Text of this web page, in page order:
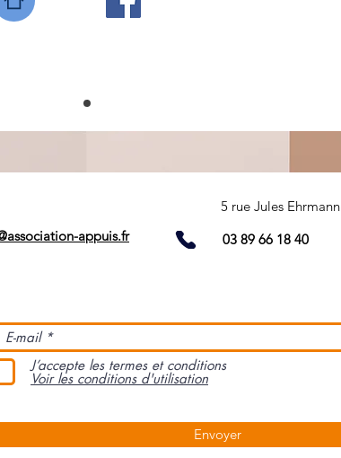
5 rue Jules Ehrmann
appuis.fr
03 89 66 18 40
J’accepte les termes et conditions
Voir les conditions d'utilisation
Envoyer